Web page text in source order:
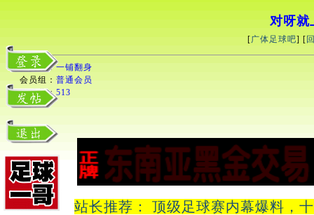
对呀就
[广体足球吧] [
用户名：一铺翻身
会员组： 普通会员
积分：513
站长推荐： 顶级足球赛内幕爆料，